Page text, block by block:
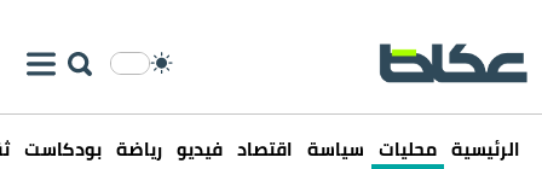
الرئيسية محليات سياسة اقتصاد فيديو رياضة بودكاست